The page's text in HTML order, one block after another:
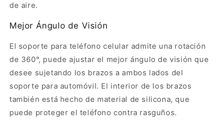
/
Ajustable
61-
mm
/
Color
Negro
Ajustable
61-
mm
/
Color
Negro
de aire.
Mejor Ángulo de Visión
El soporte para teléfono celular admite una rotación
de 360°, puede ajustar el mejor ángulo de visión que
desee sujetando los brazos a ambos lados del
soporte para automóvil. El interior de los brazos
también está hecho de material de silicona, que
puede proteger el teléfono contra rasguños.